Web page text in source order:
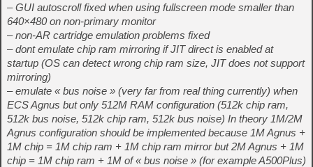
– GUI autoscroll fixed when using fullscreen mode smaller than
640×480 on non-primary monitor
– non-AR cartridge emulation problems fixed
– dont emulate chip ram mirroring if JIT direct is enabled at
startup (OS can detect wrong chip ram size, JIT does not support
mirroring)
– emulate « bus noise » (very far from real thing currently) when
ECS Agnus but only 512M RAM configuration (512k chip ram,
512k bus noise, 512k chip ram, 512k bus noise) In theory 1M/2M
Agnus configuration should be implemented because 1M Agnus +
1M chip = 1M chip ram + 1M chip ram mirror but 2M Agnus + 1M
chip = 1M chip ram + 1M of « bus noise » (for example A500Plus)